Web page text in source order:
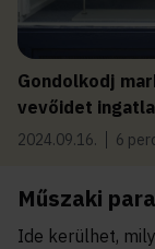
Gondolkodj
vevőidet
2024.09.16. 6
Műszaki
Ide kerülhet,